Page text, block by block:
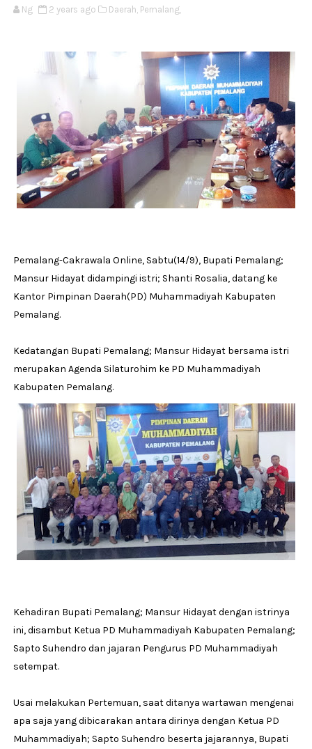
Ng 2 years ago Daerah, Pemalang,
Pemalang-Cakrawala Online, Sabtu(14/9), Bupati Pemalang;
Mansur Hidayat didampingi istri; Shanti Rosalia, datang ke
Kantor Pimpinan Daerah(PD) Muhammadiyah Kabupaten
Pemalang.
Kedatangan Bupati Pemalang; Mansur Hidayat bersama istri
merupakan Agenda Silaturohim ke PD Muhammadiyah
Kabupaten Pemalang.
Kehadiran Bupati Pemalang; Mansur Hidayat dengan istrinya
ini, disambut Ketua PD Muhammadiyah Kabupaten Pemalang;
Sapto Suhendro dan jajaran Pengurus PD Muhammadiyah
setempat.
Usai melakukan Pertemuan, saat ditanya wartawan mengenai
apa saja yang dibicarakan antara dirinya dengan Ketua PD
Muhammadiyah; Sapto Suhendro beserta jajarannya, Bupati